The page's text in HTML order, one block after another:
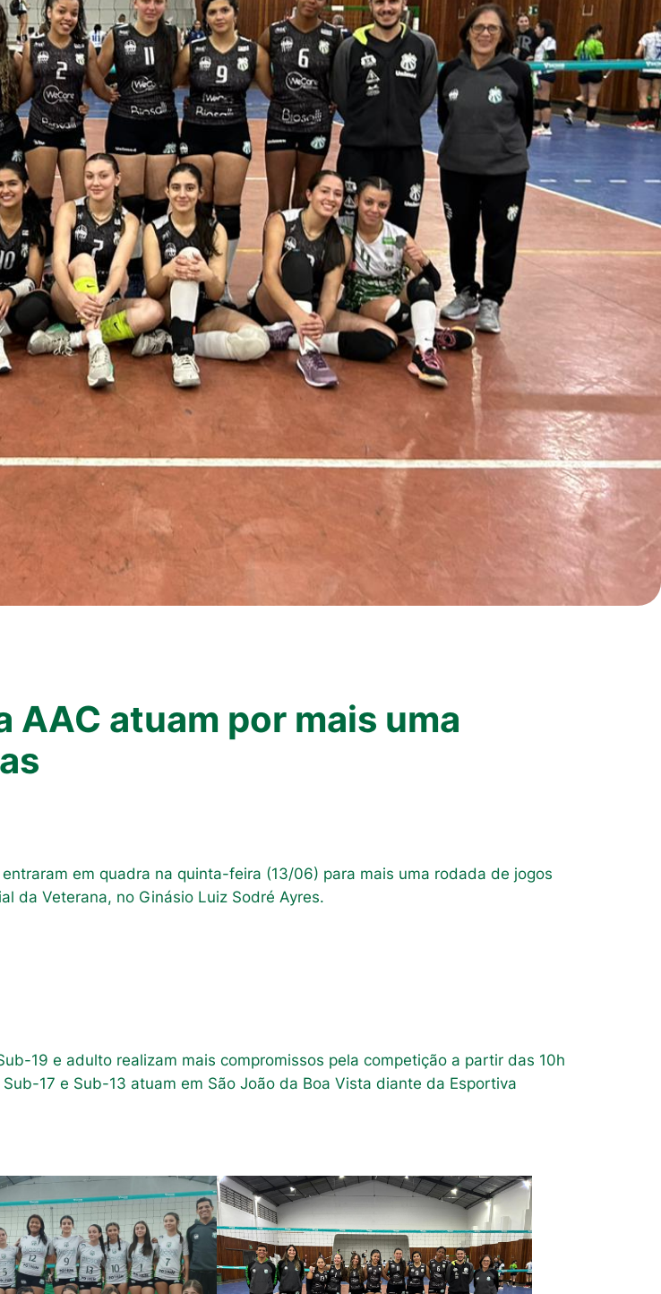
atuam por mais uma
em quadra na quinta-feira (13/06) para mais uma rodada de jogos
da Veterana, no Ginásio Luiz Sodré Ayres.
19 e adulto realizam mais compromissos pela competição a partir das 10h
17 e Sub-13 atuam em São João da Boa Vista diante da Esportiva